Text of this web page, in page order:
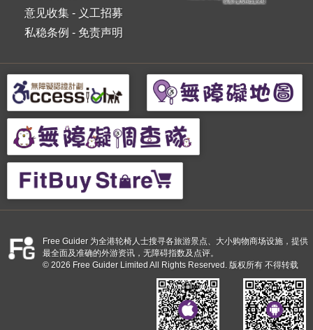
意见收集 - 义工招募
私稳条例 - 免责声明
Free Guider 为全港轮椅人士搜寻各旅游景点、大小购物商场设施，提供
最全面及准确的外游资讯，无障碍指数及点评。
© 2026 Free Guider Limited All Rights Reserved. 版权所有 不得转载